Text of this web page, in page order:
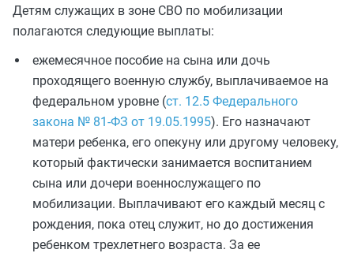
Детям служащих в зоне СВО по мобилизации
полагаются следующие выплаты:
ежемесячное пособие на сына или дочь
проходящего военную службу, выплачиваемое на
федеральном уровне (ст. 12.5 Федерального
закона № 81-ФЗ от 19.05.1995). Его назначают
матери ребенка, его опекуну или другому человеку,
который фактически занимается воспитанием
сына или дочери военнослужащего по
мобилизации. Выплачивают его каждый месяц с
рождения, пока отец служит, но до достижения
ребенком трехлетнего возраста. За ее